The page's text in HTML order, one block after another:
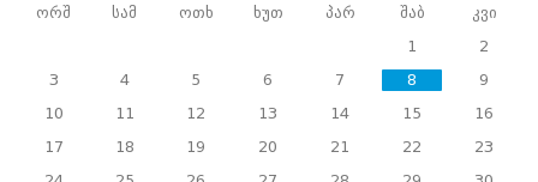
კონფერენციას
მასპინძლობს
17.06.2026
საქართველოს
ორშ სამ ოთხ ხუთ პარ შაბ
კვი
1
2
3
4 5 6 7 8
9
10
11 12 13 14 15
16
17
18 19 20 21 22
23